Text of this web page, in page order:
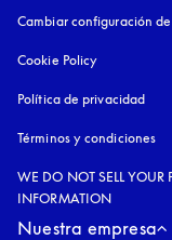
Cambiar configuración
Cookie Policy
Política de privacidad
Términos y condiciones
WE DO NOT SELL YOUR
INFORMATION
Nuestra empresa